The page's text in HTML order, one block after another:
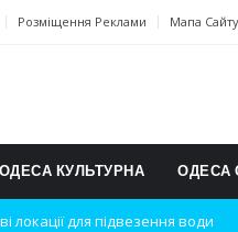
Розміщення Реклами Мапа Сайту
ОДЕСА КУЛЬТУРНА ОДЕСА
вибухів